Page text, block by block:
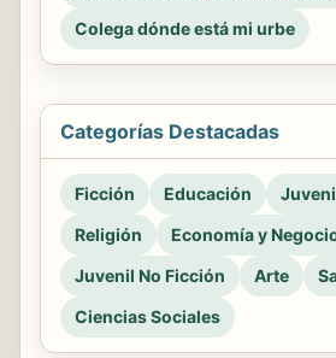
Colega dónde está mi urbe
Categorías Destacadas
Ficción Educación
Religión
Economía y
Juvenil No Ficción
Arte
Ciencias Sociales